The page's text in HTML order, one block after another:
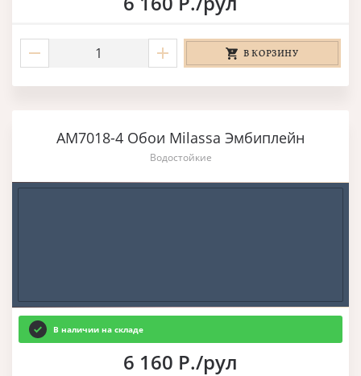
В КОРЗИНУ
AM7018-4 Обои Milassa Эмбиплейн
Водостойкие
В наличии на складе
6 160 Р./рул